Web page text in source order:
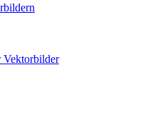
Vektorbilder